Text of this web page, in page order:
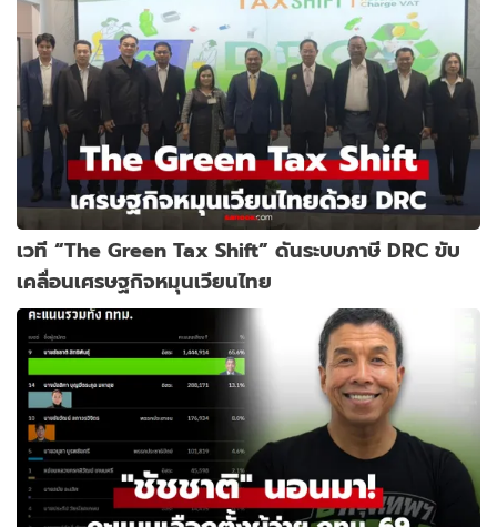
เวที “The Green Tax Shift” ดันระบบภาษี DRC ขับ
เคลื่อนเศรษฐกิจหมุนเวียนไทย